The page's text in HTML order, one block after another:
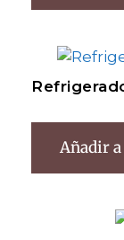
Añadir